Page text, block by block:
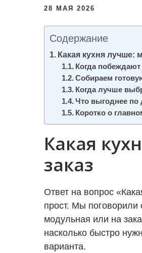
28 МАЯ 2026
Содержание
Какая кухня лучше:
Когда
Собираем
Когда лучше
Что выгоднее по
Коротко о
Какая
заказ
Ответ на вопрос
прост. Мы поговорили
модульная или на
насколько быстро
варианта.